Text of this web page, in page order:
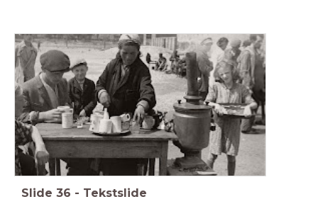
Slide 36 - Tekstslide